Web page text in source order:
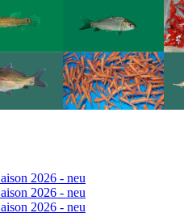
2026 - neu
2026 - neu
2026 - neu